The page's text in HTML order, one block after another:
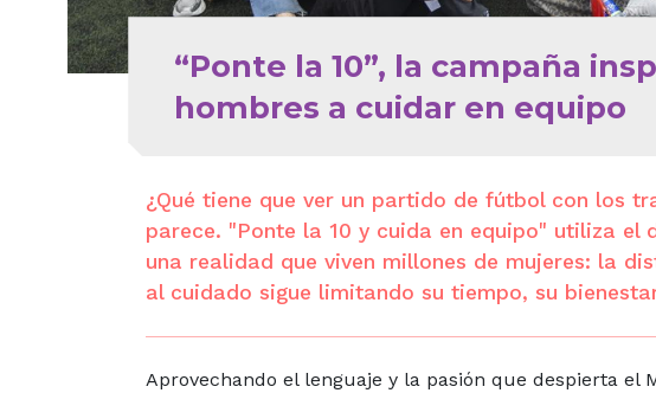
“Ponte la 10”, la campaña
hombres a cuidar en equipo
¿Qué tiene que ver un partido de fútbol con los
parece. "Ponte la 10 y cuida en equipo" utiliza el
una realidad que viven millones de mujeres: la
al cuidado sigue limitando su tiempo, su
Aprovechando el lenguaje y la pasión que despierta